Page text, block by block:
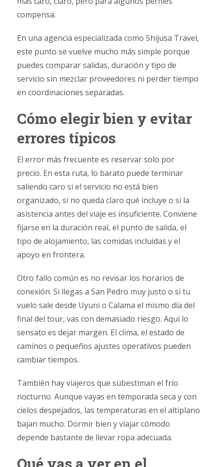
compensa.
En una agencia especializada como Shijusa Travel,
este punto se vuelve mucho más simple porque
puedes comparar salidas, duración y tipo de
servicio sin mezclar proveedores ni perder tiempo
en coordinaciones separadas.
Cómo elegir bien y evitar
errores típicos
El error más frecuente es reservar solo por
precio. En esta ruta, lo barato puede terminar
saliendo caro si el servicio no está bien
organizado, si no queda claro qué incluye o si la
asistencia antes del viaje es insuficiente. Conviene
fijarse en la duración real, el punto de salida, el
tipo de alojamiento, las comidas incluidas y el
apoyo en frontera.
Otro fallo común es no revisar los horarios de
conexión. Si llegas a San Pedro muy justo o si tu
vuelo sale desde Uyuni o Calama el mismo día del
final del tour, vas con demasiado riesgo. Aquí lo
sensato es dejar margen. El clima, el estado de
caminos o pequeños ajustes operativos pueden
cambiar tiempos.
También hay viajeros que subestiman el frío
nocturno. Aunque vayas en temporada seca y con
cielos despejados, las temperaturas en el altiplano
bajan mucho. Dormir bien y viajar cómodo
depende bastante de llevar ropa adecuada.
Qué vas a ver en el